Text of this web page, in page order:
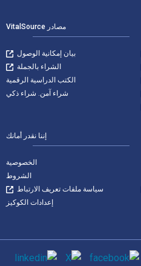
مصادر VitalSource
بيان إمكانية الوصول
الشراء بالجملة
الكتب الدراسية الرقمية
شراء آمن. شراء ذكي
إننا نقدر أمانك
الخصوصية
الشروط
سياسة ملفات تعريف الارتباط
إعدادات الكوكيز